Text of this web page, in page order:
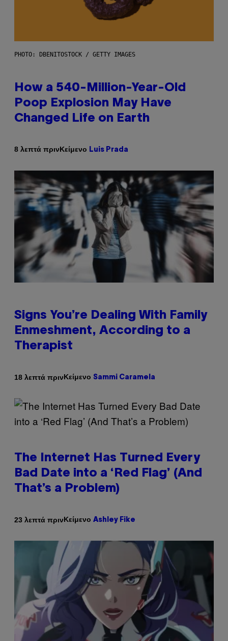
PHOTO: DBENITOSTOCK / GETTY IMAGES
How a 540-Million-Year-Old
Poop Explosion May Have
Changed Life on Earth
8 λεπτά πρινΚείμενο Luis Prada
Signs You’re Dealing With Family
Enmeshment, According to a
Therapist
18 λεπτά πρινΚείμενο Sammi Caramela
The Internet Has Turned Every
Bad Date into a ‘Red Flag’ (And
That’s a Problem)
23 λεπτά πρινΚείμενο Ashley Fike